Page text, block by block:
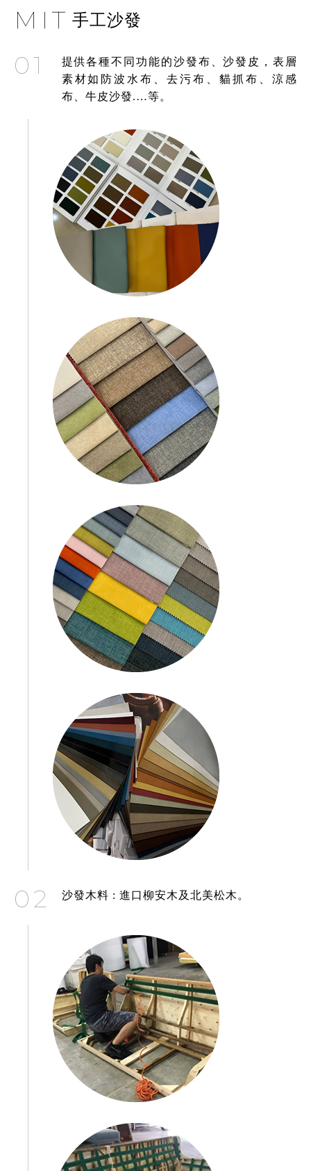
MIT 手工沙發
01
提供各種不同功能的沙發布、沙發皮，表層
素材如防波水布、去污布、貓抓布、涼感
布、牛皮沙發.…等。
02 沙發木料 : 進口柳安木及北美松木。